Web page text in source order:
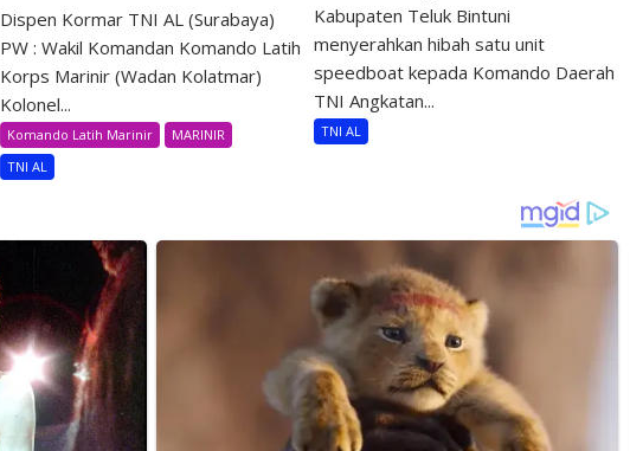
Dispen Kormar TNI AL (Surabaya)
PW : Wakil Komandan Komando Latih
Korps Marinir (Wadan Kolatmar)
Kolonel...
Komando Latih Marinir
MARINIR
TNI AL
Kabupaten Teluk Bintuni
menyerahkan hibah satu unit
speedboat kepada Komando Daerah
TNI Angkatan...
TNI AL